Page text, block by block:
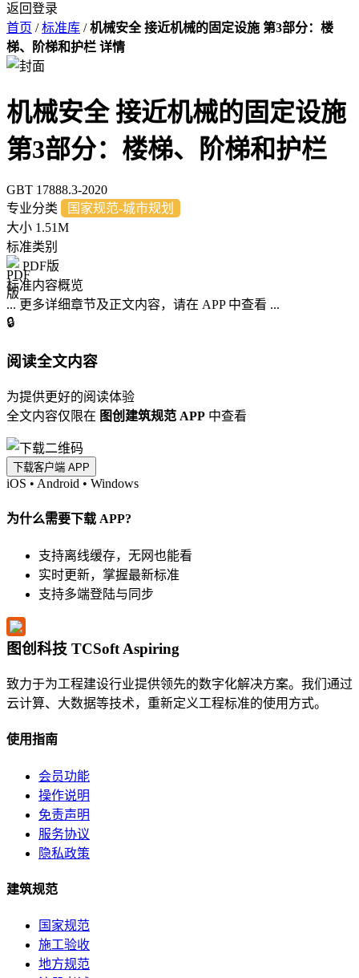
返回登录
首页 / 标准库 / 机械安全 接近机械的固定设施 第3部分：楼
梯、阶梯和护栏 详情
机械安全 接近机械的固定设施
第3部分：楼梯、阶梯和护栏
GBT 17888.3-2020
专业分类
国家规范-城市规划
大小 1.51M
标准类别
PDF版
标准内容概览
... 更多详细章节及正文内容，请在 APP 中查看 ...
🔒
阅读全文内容
为提供更好的阅读体验
全文内容仅限在 图创建筑规范 APP 中查看
下载客户端 APP
iOS • Android • Windows
为什么需要下载 APP?
支持离线缓存，无网也能看
实时更新，掌握最新标准
支持多端登陆与同步
图创科技 TCSoft Aspiring
致力于为工程建设行业提供领先的数字化解决方案。我们通过
云计算、大数据等技术，重新定义工程标准的使用方式。
使用指南
会员功能
操作说明
免责声明
服务协议
隐私政策
建筑规范
国家规范
施工验收
地方规范